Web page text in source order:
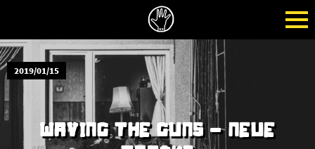
2019/01/15
WAVING THE GUNS - NEUE